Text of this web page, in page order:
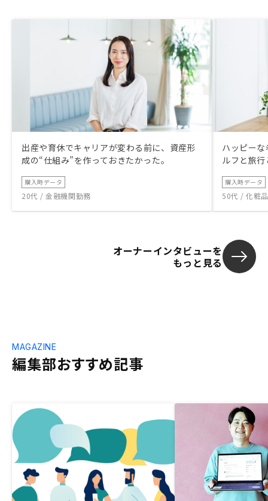
出産や育休でキャリアが変わる前に、資産形
成の“仕組み”を作っておきたかった。
購入時データ
20代 / 金融機関勤務
ハッピー
ルフと旅
購入時データ
50代 / 化粧
オーナーインタビューを
もっと見る
編集部おすすめ記事
MAGAZINE